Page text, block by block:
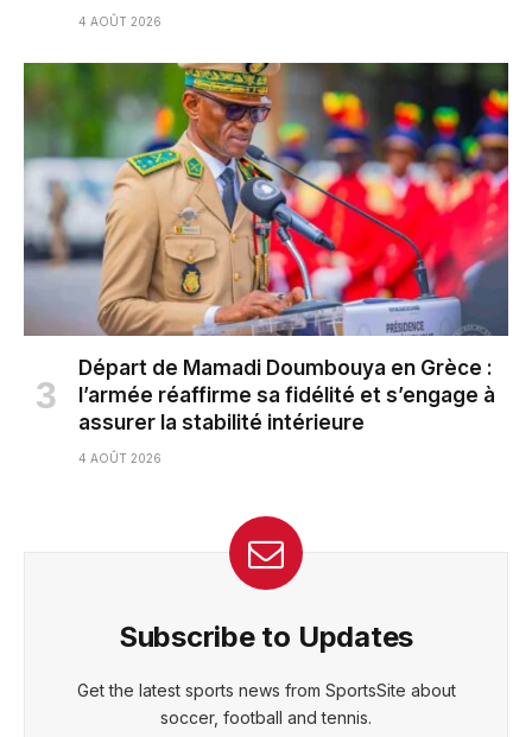
4 AOÛT 2026
Départ de Mamadi Doumbouya en Grèce :
l’armée réaffirme sa fidélité et s’engage à
assurer la stabilité intérieure
4 AOÛT 2026
Subscribe to Updates
Get the latest sports news from SportsSite about
soccer, football and tennis.